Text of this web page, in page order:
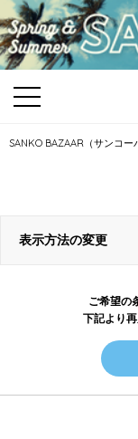
SANKO BAZAAR（サンコー
表示方法の変更
ご希望の
下記より